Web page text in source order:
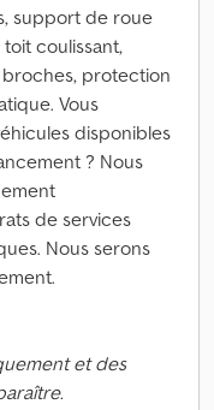
support de roue
coulissant,
protection
Vous
disponibles
? Nous
de services
Nous serons
et des